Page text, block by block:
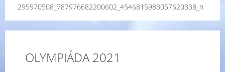
295970508_787976682200602_4546815983057620338_n
OLYMPIÁDA 2021